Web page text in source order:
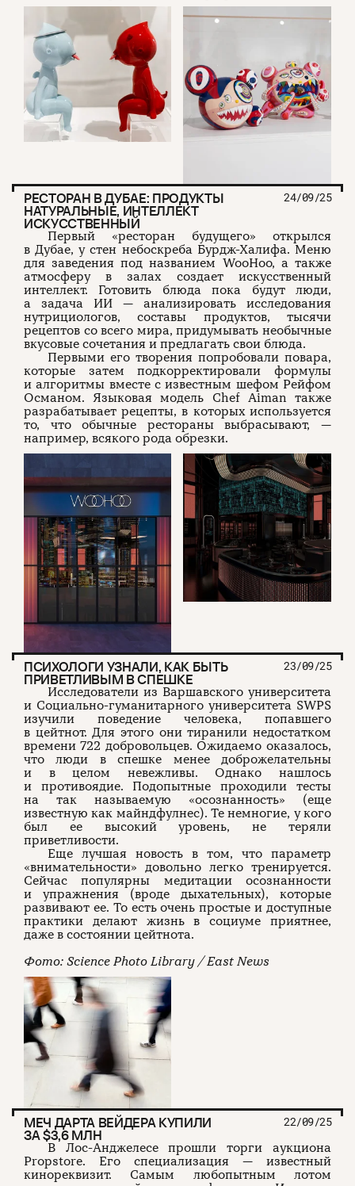
РЕСТОРАН В ДУБАЕ: ПРОДУКТЫ
НАТУРАЛЬНЫЕ, ИНТЕЛЛЕКТ
ИСКУССТВЕННЫЙ
24/09/25
Первый «ресторан будущего» открылся
в Дубае, у стен небоскреба Бурдж-Халифа. Меню
для заведения под названием WooHoo, а также
атмосферу в залах создает искусственный
интеллект. Готовить блюда пока будут люди,
а задача ИИ — анализировать исследования
нутрициологов, составы продуктов, тысячи
рецептов со всего мира, придумывать необычные
вкусовые сочетания и предлагать свои блюда.
Первыми его творения попробовали повара,
которые затем подкорректировали формулы
и алгоритмы вместе с известным шефом Рейфом
Османом. Языковая модель Chef Aiman также
разрабатывает рецепты, в которых используется
то, что обычные рестораны выбрасывают, —
например, всякого рода обрезки.
ПСИХОЛОГИ УЗНАЛИ, КАК БЫТЬ
ПРИВЕТЛИВЫМ В СПЕШКЕ
23/09/25
Исследователи из Варшавского университета
и Социально-гуманитарного университета SWPS
изучили поведение человека, попавшего
в цейтнот. Для этого они тиранили недостатком
времени 722 добровольцев. Ожидаемо оказалось,
что люди в спешке менее доброжелательны
и в целом невежливы. Однако нашлось
и противоядие. Подопытные проходили тесты
на так называемую «осознанность» (еще
известную как майндфулнес). Те немногие, у кого
был ее высокий уровень, не теряли
приветливости.
Еще лучшая новость в том, что параметр
«внимательности» довольно легко тренируется.
Сейчас популярны медитации осознанности
и упражнения (вроде дыхательных), которые
развивают ее. То есть очень простые и доступные
практики делают жизнь в социуме приятнее,
даже в состоянии цейтнота.
Фото: Science Photo Library / East News
МЕЧ ДАРТА ВЕЙДЕРА КУПИЛИ
ЗА $3,6 МЛН
22/09/25
В Лос-Анджелесе прошли торги аукциона
Propstore. Его специализация — известный
кинореквизит. Самым любопытным лотом